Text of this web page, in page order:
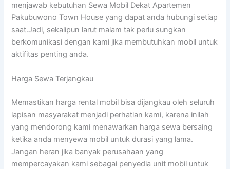
menjawab kebutuhan Sewa Mobil Dekat Apartemen
Pakubuwono Town House yang dapat anda hubungi setiap
saat.Jadi, sekalipun larut malam tak perlu sungkan
berkomunikasi dengan kami jika membutuhkan mobil untuk
aktifitas penting anda.
Harga Sewa Terjangkau
Memastikan harga rental mobil bisa dijangkau oleh seluruh
lapisan masyarakat menjadi perhatian kami, karena inilah
yang mendorong kami menawarkan harga sewa bersaing
ketika anda menyewa mobil untuk durasi yang lama.
Jangan heran jika banyak perusahaan yang
mempercayakan kami sebagai penyedia unit mobil untuk